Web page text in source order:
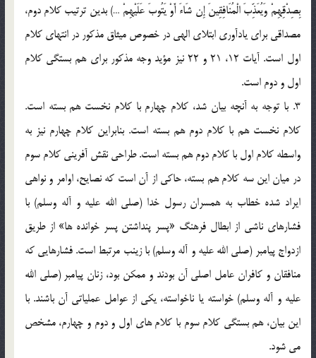
بِصِدْقِهِمْ وَيُعَذِّبَ الْمُنَافِقِينَ إِن شَاءَ أَوْ يَتُوبَ عَلَيْهِمْ …) بدين ترتيب کلام دوم،
مصداقي براي يادآوري ابتلاي الهي در خصوص ميثاق مذکور در انتهاي کلام
اول است. آيات 12، 21 و 22 نيز مؤيد وجه مذکور براي هم بستگي کلام
اول و دوم است.
3. با توجه به آنچه بيان شد، کلام چهارم با کلام نخست هم بسته است.
کلام نخست هم با کلام دوم هم بسته است. بنابراين کلام چهارم نيز به
واسطه کلام اول با کلام دوم هم بسته است. طراحي نقش آفريني کلام سوم
در ميان اين سه کلام هم بسته، حاکي از آن است که نصايح، اوامر و نواهي
ايراد شده خطاب به همسران رسول خدا (صلي الله عليه و آله وسلم) با
فشارهاي ناشي از ابطال فرهنگ «پسر پنداشتن پسر خوانده ها» از طريق
ازدواج پيامبر (صلي الله عليه و آله وسلم) با زينب مرتبط است. فشارهايي که
منافقان و کافران عامل اصلي آن بودند و ممکن بود، زنان پيامبر (صلي الله
عليه و آله وسلم) خواسته يا ناخواسته، يکي از عوامل عملياتي آن باشند. با
اين بيان، هم بستگي کلام سوم با کلام هاي اول و دوم و چهارم، مشخص
مي شود.